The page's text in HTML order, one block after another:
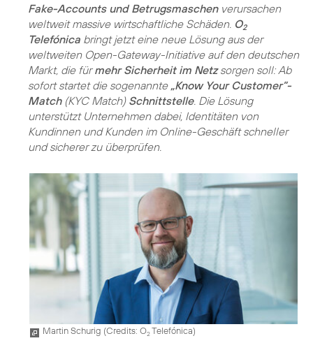
Fake-Accounts und Betrugsmaschenverursachen
weltweit massive wirtschaftliche Schäden. O2
Telefónica bringt jetzt eine neue Lösung aus der
weltweiten Open-Gateway-Initiative auf den deutschen
Markt, die fürmehr Sicherheit im Netzsorgen soll: Ab
sofort startet die sogenannte„Know Your Customer”-
Match(KYC Match) Schnittstelle. Die Lösung
unterstützt Unternehmen dabei, Identitäten von
Kundinnen und Kunden im Online-Geschäft schneller
und sicherer zu überprüfen.
Martin Schurig (Credits: O2Telefónica)